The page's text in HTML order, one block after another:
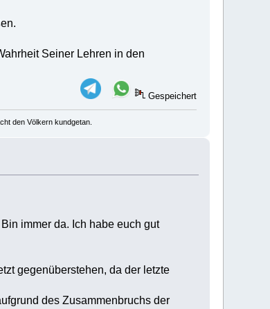
Seiner Lehren in den
Gespeichert
den Völkern kundgetan.
immer da. Ich habe euch gut
gegenüberstehen, da der letzte
des Zusammenbruchs der